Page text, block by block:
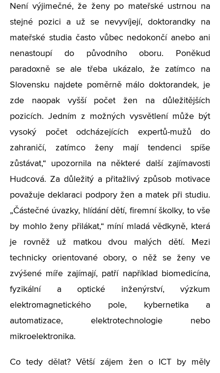
Není výjimečné, že ženy po mateřské ustrnou na
stejné pozici a už se nevyvíjejí, doktorandky na
mateřské studia často vůbec nedokončí anebo ani
nenastoupí do původního oboru. Poněkud
paradoxně se ale třeba ukázalo, že zatímco na
Slovensku najdete poměrně málo doktorandek, je
zde naopak vyšší počet žen na důležitějších
pozicích. Jedním z možných vysvětlení může být
vysoký počet odcházejících expertů-mužů do
zahraničí, zatímco ženy mají tendenci spíše
zůstávat,“ upozornila na některé další zajímavosti
Hudcová. Za důležitý a přitažlivý způsob motivace
považuje deklaraci podpory žen a matek při studiu.
„Částečné úvazky, hlídání dětí, firemní školky, to vše
by mohlo ženy přilákat,“ míní mladá vědkyně, která
je rovněž už matkou dvou malých dětí. Mezi
technicky orientované obory, o něž se ženy ve
zvýšené míře zajímají, patří například biomedicína,
fyzikální a optické inženýrství, výzkum
elektromagnetického pole, kybernetika a
automatizace, elektrotechnologie nebo
mikroelektronika.
Co tedy dělat? Větší zájem žen o ICT by měly